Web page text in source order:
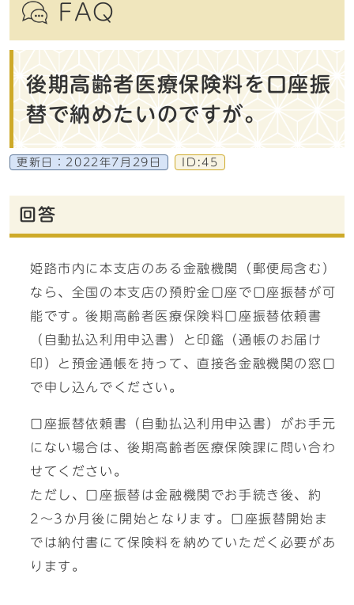
FAQ
後期高齢者医療保険料を口座振
替で納めたいのですが。
更新日： 2022年7月29日 ID:45
回答
姫路市内に本支店のある金融機関（郵便局含む）
なら、全国の本支店の預貯金口座で口座振替が可
能です。後期高齢者医療保険料口座振替依頼書
（自動払込利用申込書）と印鑑（通帳のお届け
印）と預金通帳を持って、直接各金融機関の窓口
で申し込んでください。
口座振替依頼書（自動払込利用申込書）がお手元
にない場合は、後期高齢者医療保険課に問い合わ
せてください。
ただし、口座振替は金融機関でお手続き後、約
2〜3か月後に開始となります。口座振替開始ま
では納付書にて保険料を納めていただく必要があ
ります。